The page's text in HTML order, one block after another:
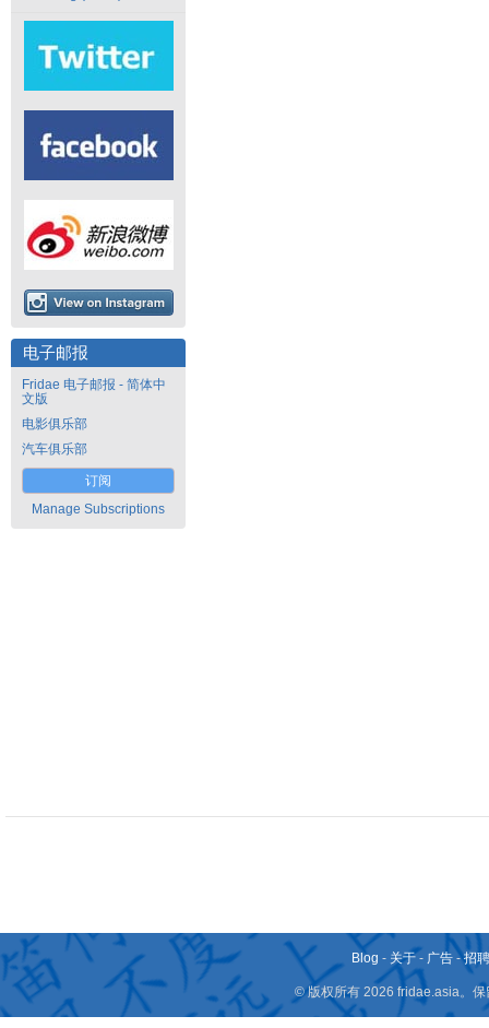
电子邮报
Fridae 电子邮报 - 简体中
文版
电影俱乐部
汽车俱乐部
订阅
Manage Subscriptions
Blog - 关于 - 广告 -招
© 版权所有 2026 fridae.asia。